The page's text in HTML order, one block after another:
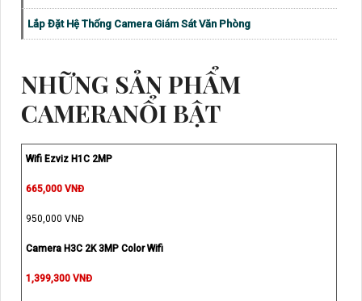
Lắp Đặt Hệ Thống Camera Giám Sát Văn Phòng
NHỮNG SẢN PHẨM
CAMERANỔI BẬT
Wifi Ezviz H1C 2MP
665,000 VNĐ
950,000 VNĐ
Camera H3C 2K 3MP Color Wifi
1,399,300 VNĐ